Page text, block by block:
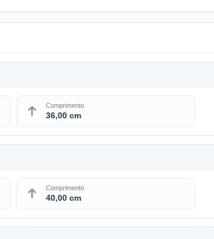
Comprimento
36,00 cm
Comprimento
40,00 cm